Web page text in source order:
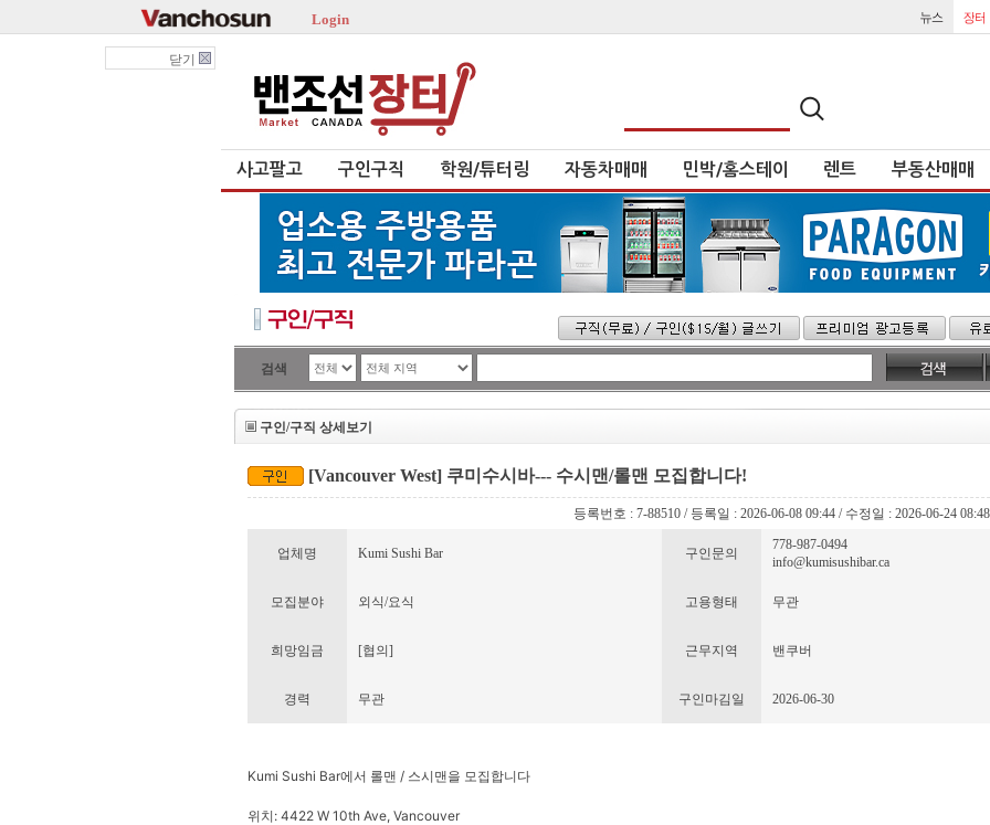
Login
닫기
사고팔고 구인구직 학원/튜터링 자동차매매 민박/홈스테이 렌트 부동산매매
검색
구인/구직 상세보기
[Vancouver West] 쿠미수시바--- 수시맨/롤맨 모집합니다!
등록번호 : 7-88510 / 등록일 : 2026-06-08 09:44 / 수정일 : 2026-06-24
업체명 Kumi Sushi Bar 구인문의
778-987-0494
info@kumisushibar.ca
모집분야 외식/요식 고용형태 무관
희망임금 [협의] 근무지역 밴쿠버
경력 무관 구인마김일 2026-06-30
Kumi Sushi Bar에서 롤맨 / 스시맨을 모집합니다
위치: 4422 W 10th Ave, Vancouver